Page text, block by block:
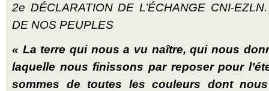
2e DÉCLARATION DE L’ÉCHANGE CNI-
DE NOS PEUPLES
« La terre qui nous a vu naître, qui nous
laquelle nous finissons par reposer pour
sommes de toutes les couleurs dont